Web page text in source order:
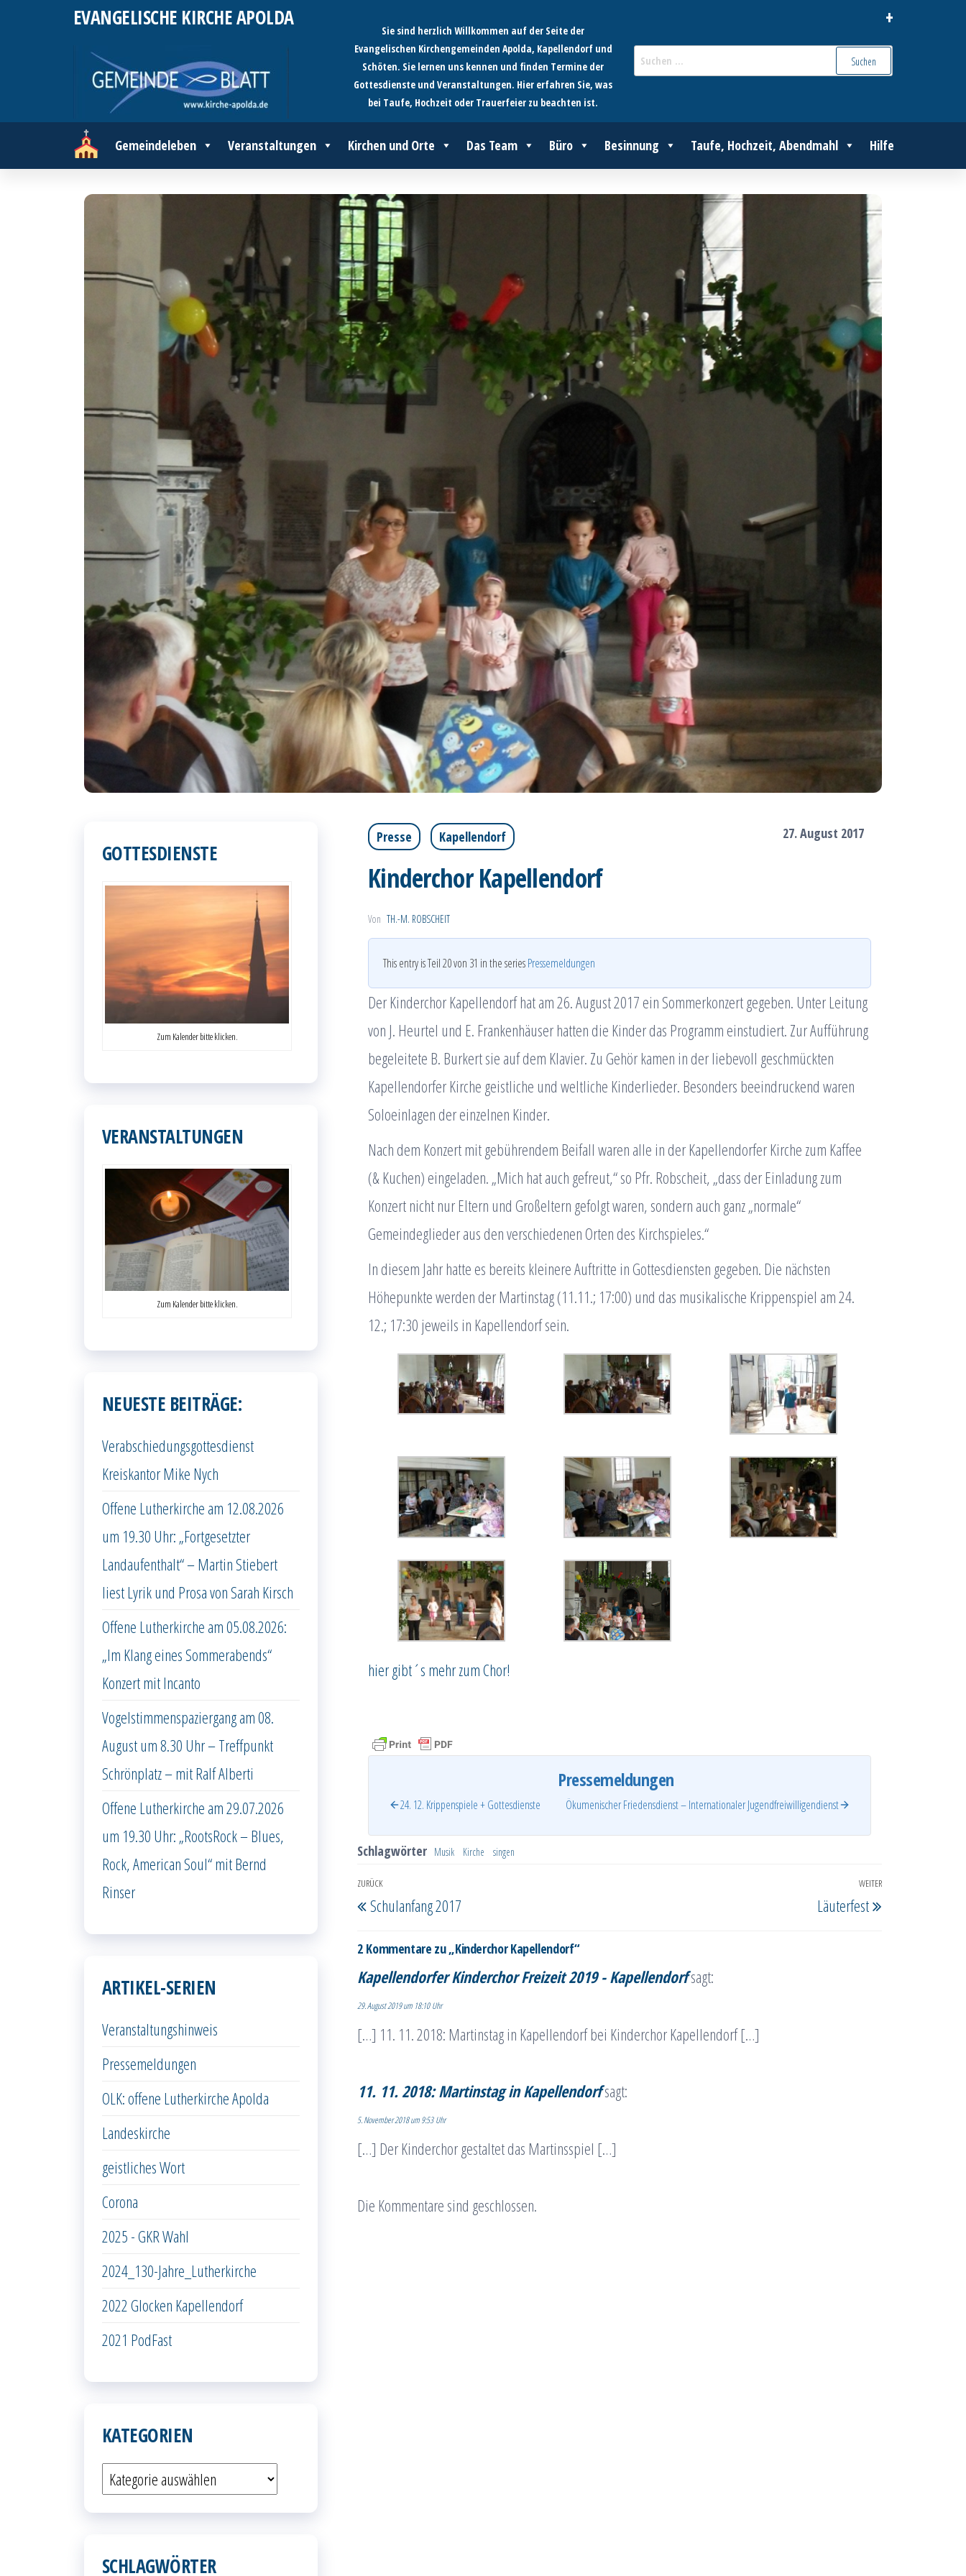
EVANGELISCHE KIRCHE APOLDA
Sie sind herzlich Willkommen auf der Seite der
Evangelischen Kirchengemeinden Apolda, Kapellendorf und
Schöten. Sie lernen uns kennen und finden Termine der
Gottesdienste und Veranstaltungen. Hier erfahren Sie, was
bei Taufe, Hochzeit oder Trauerfeier zu beachten ist.
+
nach:
Gemeindeleben Veranstaltungen Kirchen und Orte Das Team Büro Besinnung Taufe, Hochzeit, Abendmahl Hilfe
Presse Kapellendorf 27. August 2017
Kinderchor Kapellendorf
Von TH.-M. ROBSCHEIT
This entry is Teil 20 von 31 in the seriesPressemeldungen
Der Kinderchor Kapellendorf hat am 26. August 2017 ein Sommerkonzert gegeben. Unter Leitung
von J. Heurtel und E. Frankenhäuser hatten die Kinder das Programm einstudiert. Zur Aufführung
begeleitete B. Burkert sie auf dem Klavier. Zu Gehör kamen in der liebevoll geschmückten
Kapellendorfer Kirche geistliche und weltliche Kinderlieder. Besonders beeindruckend waren
Soloeinlagen der einzelnen Kinder.
Nach dem Konzert mit gebührendem Beifall waren alle in der Kapellendorfer Kirche zum Kaffee
(& Kuchen) eingeladen. „Mich hat auch gefreut,“ so Pfr. Robscheit, „dass der Einladung zum
Konzert nicht nur Eltern und Großeltern gefolgt waren, sondern auch ganz „normale“
Gemeindeglieder aus den verschiedenen Orten des Kirchspieles.“
In diesem Jahr hatte es bereits kleinere Auftritte in Gottesdiensten gegeben. Die nächsten
Höhepunkte werden der Martinstag (11.11.; 17:00) und das musikalische Krippenspiel am 24.
12.; 17:30 jeweils in Kapellendorf sein.
hier gibt´s mehr zum Chor!
Pressemeldungen
24. 12. Krippenspiele + Gottesdienste Ökumenischer Friedensdienst – Internationaler Jugendfreiwilligendienst
Schlagwörter Musik Kirche singen
Beitragsnavigation
Vorheriger
Beitrag
ZURÜCK
Schulanfang 2017
Nächster
WEITER
Läuterfest
2 Kommentare zu „Kinderchor Kapellendorf“
Kapellendorfer Kinderchor Freizeit 2019 - Kapellendorfsagt:
29. August 2019 um 18:10 Uhr
[…] 11. 11. 2018: Martinstag in Kapellendorf bei Kinderchor Kapellendorf […]
11. 11. 2018: Martinstag in Kapellendorfsagt:
5. November 2018 um 9:53 Uhr
[…] Der Kinderchor gestaltet das Martinsspiel […]
Die Kommentare sind geschlossen.
GOTTESDIENSTE
Zum Kalender bitte klicken.
VERANSTALTUNGEN
Zum Kalender bitte klicken.
NEUESTE BEITRÄGE:
Verabschiedungsgottesdienst
Kreiskantor Mike Nych
Offene Lutherkirche am 12.08.2026
um 19.30 Uhr: „Fortgesetzter
Landaufenthalt“ – Martin Stiebert
liest Lyrik und Prosa von Sarah Kirsch
Offene Lutherkirche am 05.08.2026:
„Im Klang eines Sommerabends“
Konzert mit Incanto
Vogelstimmenspaziergang am 08.
August um 8.30 Uhr – Treffpunkt
Schrönplatz – mit Ralf Alberti
Offene Lutherkirche am 29.07.2026
um 19.30 Uhr: „RootsRock – Blues,
Rock, American Soul“ mit Bernd
Rinser
ARTIKEL-SERIEN
Veranstaltungshinweis
Pressemeldungen
OLK: offene Lutherkirche Apolda
Landeskirche
geistliches Wort
Corona
2025 - GKR Wahl
2024_130-Jahre_Lutherkirche
2022 Glocken Kapellendorf
2021 PodFast
KATEGORIEN
Kategorien
SCHLAGWÖRTER